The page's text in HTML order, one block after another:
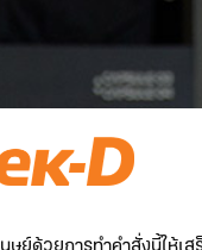
ย์ด้วยการทำคำสั่งนี้ให้เส